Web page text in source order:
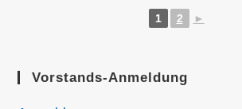
1 2 ►
Vorstands-Anmeldung